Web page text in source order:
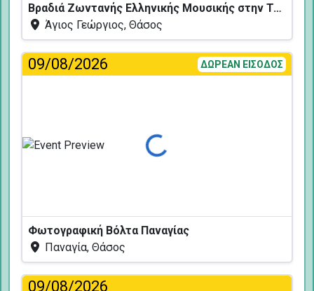
Βραδιά Ζωντανής Ελληνικής Μουσικής στην Ταβέρνα Κελάρι
Άγιος Γεώργιος, Θάσος
09/08/2026 ΔΩΡΕΑΝ ΕΙΣΟΔΟΣ
Φόρτωση...
Φωτογραφική Βόλτα Παναγίας
Παναγία, Θάσος
09/08/2026